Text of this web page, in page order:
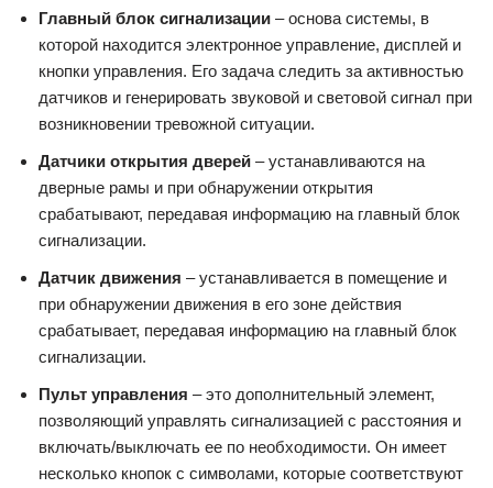
Главный блок сигнализации – основа системы, в
которой находится электронное управление, дисплей и
кнопки управления. Его задача следить за активностью
датчиков и генерировать звуковой и световой сигнал при
возникновении тревожной ситуации.
Датчики открытия дверей – устанавливаются на
дверные рамы и при обнаружении открытия
срабатывают, передавая информацию на главный блок
сигнализации.
Датчик движения – устанавливается в помещение и
при обнаружении движения в его зоне действия
срабатывает, передавая информацию на главный блок
сигнализации.
Пульт управления – это дополнительный элемент,
позволяющий управлять сигнализацией с расстояния и
включать/выключать ее по необходимости. Он имеет
несколько кнопок с символами, которые соответствуют